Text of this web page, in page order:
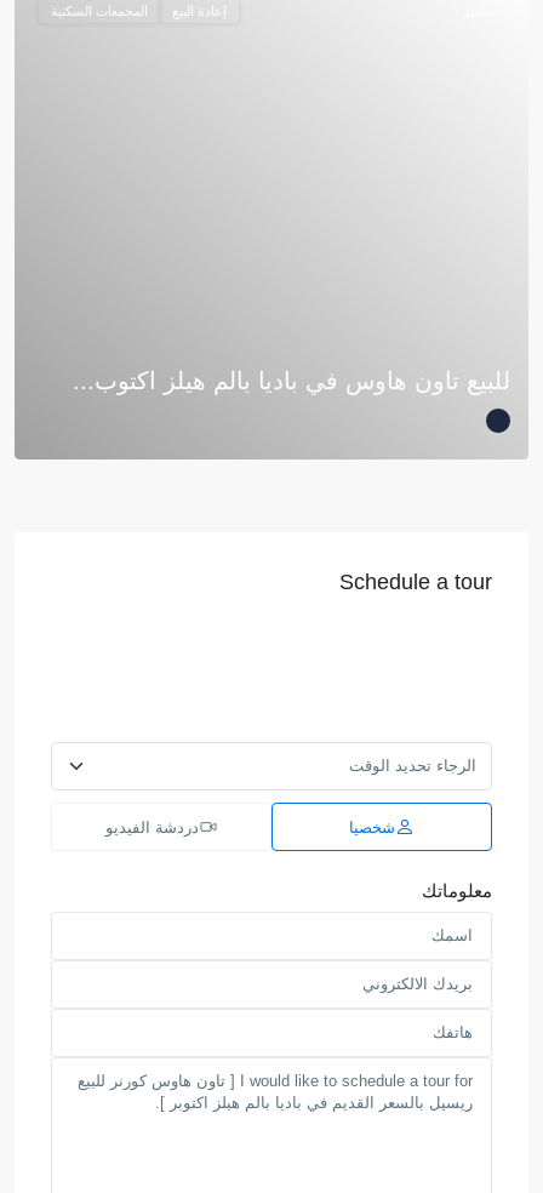
إعادة البيع المجمعات السكنية
للبيع تاون هاوس في باديا بالم هيلز اكتوب...
Schedule a tour
شخصيا دردشة الفيديو
معلوماتك